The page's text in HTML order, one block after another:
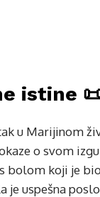
istine
u Marijinom
o svom
bolom koji je
je uspešna